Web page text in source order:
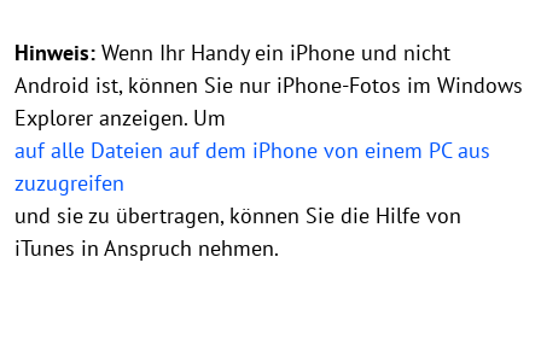
Hinweis: Wenn Ihr Handy ein iPhone und nicht
Android ist, können Sie nur iPhone-Fotos im Windows
Explorer anzeigen. Um
auf alle Dateien auf dem iPhone von einem PC aus
zuzugreifen
und sie zu übertragen, können Sie die Hilfe von
iTunes in Anspruch nehmen.